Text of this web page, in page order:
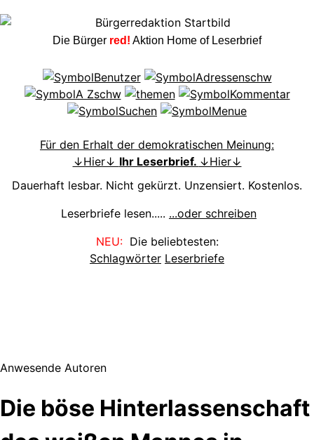
Die Bürger red! Aktion Home of Leserbrief
Für den Erhalt der demokratischen Meinung:
↓Hier↓ Ihr Leserbrief. ↓Hier↓
Dauerhaft lesbar. Nicht gekürzt. Unzensiert. Kostenlos.
Leserbriefe lesen..... ...oder schreiben
NEU:Die beliebtesten:
Schlagwörter Leserbriefe
Anwesende Autoren
Die böse Hinterlassenschaft